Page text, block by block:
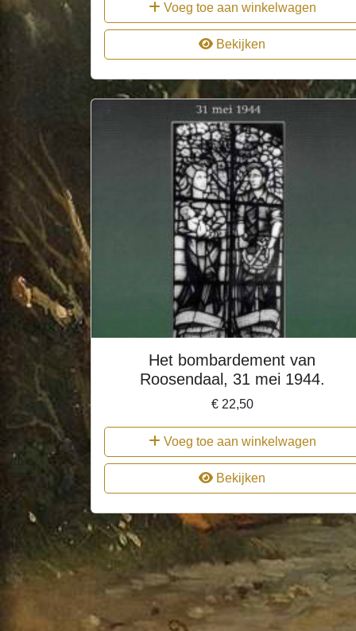
Voeg toe aan winkelwagen
Bekijken
Het bombardement van
Roosendaal, 31 mei 1944.
€22,50
Voeg toe aan winkelwagen
Bekijken